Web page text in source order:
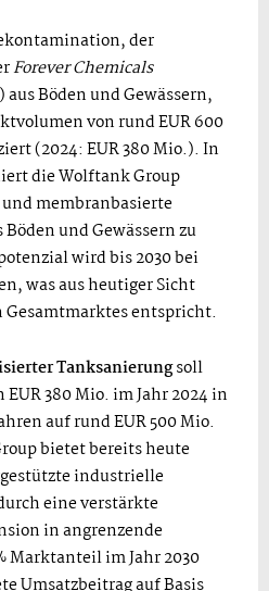
der
Forever Chemicals
Böden und Gewässern,
von rund EUR 600
(2024: EUR 380 Mio.). In
die Wolftank Group
membranbasierte
und Gewässern zu
wird bis 2030 bei
was aus heutiger Sicht
Gesamtmarktes entspricht.
Tanksanierungsoll
380 Mio. im Jahr 2024 in
auf rund EUR 500 Mio.
bietet bereits heute
industrielle
eine verstärkte
in angrenzende
Marktanteil im Jahr 2030
Umsatzbeitrag auf Basis